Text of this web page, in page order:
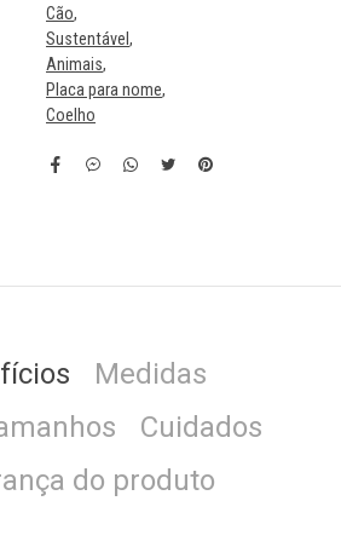
Cão
Sustentável
Animais
Placa para nome
Coelho
Medidas
Cuidados
do produto